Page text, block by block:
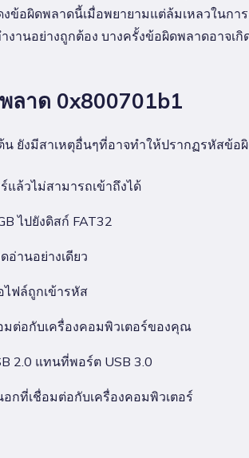
งข้อผิดพลาดนี้เมื่อพยายามแต่ล้มเหลวในก
งานอย่างถูกต้อง บางครั้งข้อผิดพลาดอาจ
ลาด 0x800701b1
ยังมีสาเหตุอื่นๆที่อาจทำให้ปรากฏรหัสข้อ
แล้วไม่สามารถเข้าถึงได้
ไปยังดิสก์ FAT32
อ่านอย่างเดียว
ไฟล์ถูกเข้ารหัส
ต่อกับเครื่องคอมพิวเตอร์ของคุณ
2.0 แทนที่พอร์ต USB 3.0
กที่เชื่อมต่อกับเครื่องคอมพิวเตอร์